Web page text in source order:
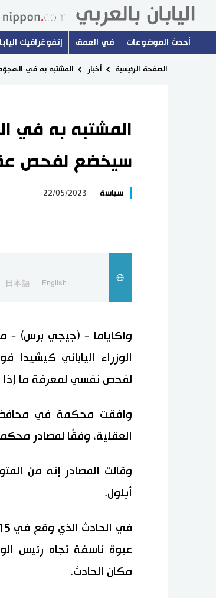
أحدث الموضوعات في العمق إنفوغرافيك
الصفحة الرئيسية أخبار المشتبه به في
المشتبه به في
سيخضع لفحص
سياسة 22/05/2023
English
日本語
واكاياما - (جيجي برس) -
الوزراء الياباني كيشيدا
لفحص نفسي لمعرفة ما إذا
وافقت محكمة في
العقلية، وفقًا لمصادر
وقالت المصادر إنه من
أيلول.
عبوة ناسفة تجاه رئيس
مكان الحادث.